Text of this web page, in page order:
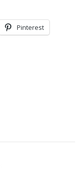
Pinterest